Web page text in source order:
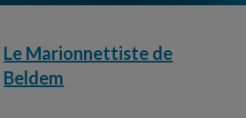
Le Marionnettiste de
Beldem